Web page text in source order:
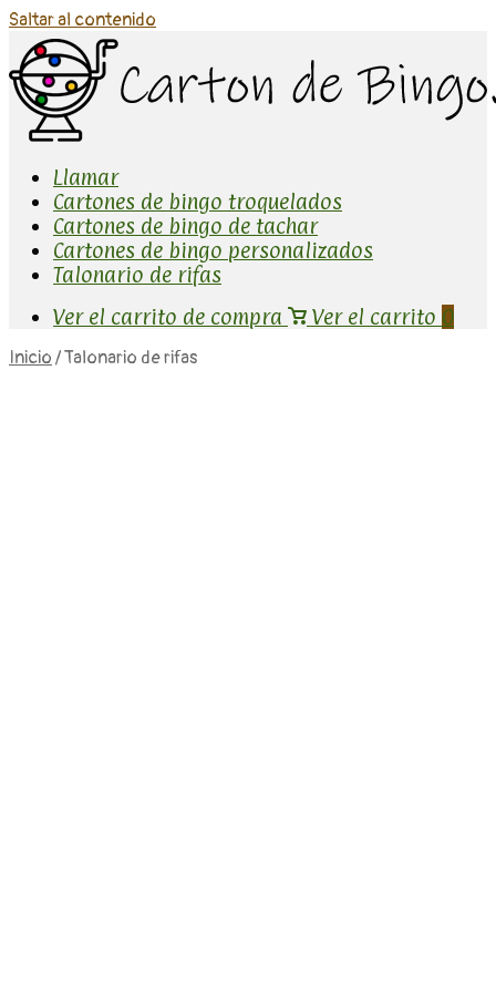
Saltar al contenido
Llamar
Cartones de bingo troquelados
Cartones de bingo de tachar
Cartones de bingo personalizados
Talonario de rifas
Ver el carrito de compra
Ver el carrito 0
Inicio / Talonario de rifas